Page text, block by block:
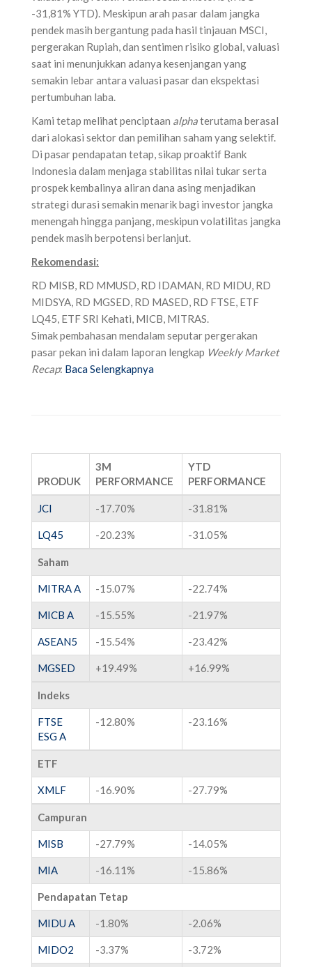
-31,81% YTD). Meskipun arah pasar dalam jangka
pendek masih bergantung pada hasil tinjauan MSCI,
pergerakan Rupiah, dan sentimen risiko global, valuasi
saat ini menunjukkan adanya kesenjangan yang
semakin lebar antara valuasi pasar dan ekspektasi
pertumbuhan laba.
Kami tetap melihat penciptaan alphaterutama berasal
dari alokasi sektor dan pemilihan saham yang selektif.
Di pasar pendapatan tetap, sikap proaktif Bank
Indonesia dalam menjaga stabilitas nilai tukar serta
prospek kembalinya aliran dana asing menjadikan
strategi durasi semakin menarik bagi investor jangka
menengah hingga panjang, meskipun volatilitas jangka
pendek masih berpotensi berlanjut.
Rekomendasi:
RD MISB, RD MMUSD, RD IDAMAN, RD MIDU, RD
MIDSYA, RD MGSED, RD MASED, RD FTSE, ETF
LQ45, ETF SRI Kehati, MICB, MITRAS.
Simak pembahasan mendalam seputar pergerakan
pasar pekan ini dalam laporan lengkap Weekly Market
Recap: Baca Selengkapnya
PRODUK
3M
PERFORMANCE
YTD
PERFORMANCE
JCI -17.70% -31.81%
LQ45 -20.23% -31.05%
Saham
MITRA A -15.07% -22.74%
MICB A -15.55% -21.97%
ASEAN5 -15.54% -23.42%
MGSED +19.49% +16.99%
Indeks
FTSE
ESG A
-12.80% -23.16%
ETF
XMLF -16.90% -27.79%
Campuran
MISB -27.79% -14.05%
MIA -16.11% -15.86%
Pendapatan Tetap
MIDU A -1.80% -2.06%
MIDO2 -3.37% -3.72%